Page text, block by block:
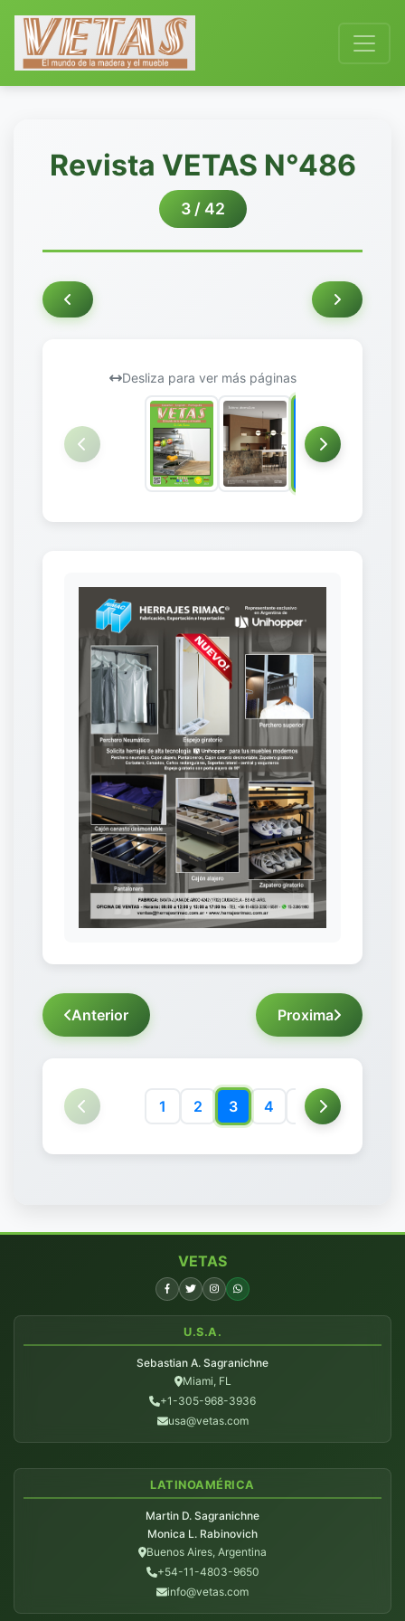
Revista VETAS N°486
3 / 42
Desliza para ver más páginas
Anterior Proxima
1 2 3 4 5 6
VETAS
U.S.A.
Sebastian A. Sagranichne
Miami, FL
+1-305-968-3936
usa@vetas.com
LATINOAMÉRICA
Martin D. Sagranichne
Monica L. Rabinovich
Buenos Aires, Argentina
+54-11-4803-9650
info@vetas.com